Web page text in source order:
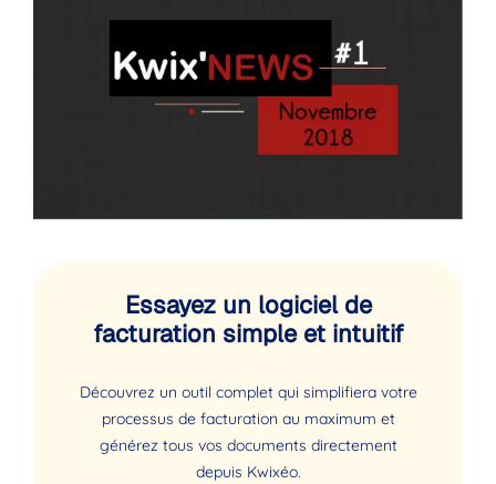
Essayez un logiciel de
facturation simple et intuitif
Découvrez un outil complet qui simplifiera votre
processus de facturation au maximum et
générez tous vos documents directement
depuis Kwixéo.